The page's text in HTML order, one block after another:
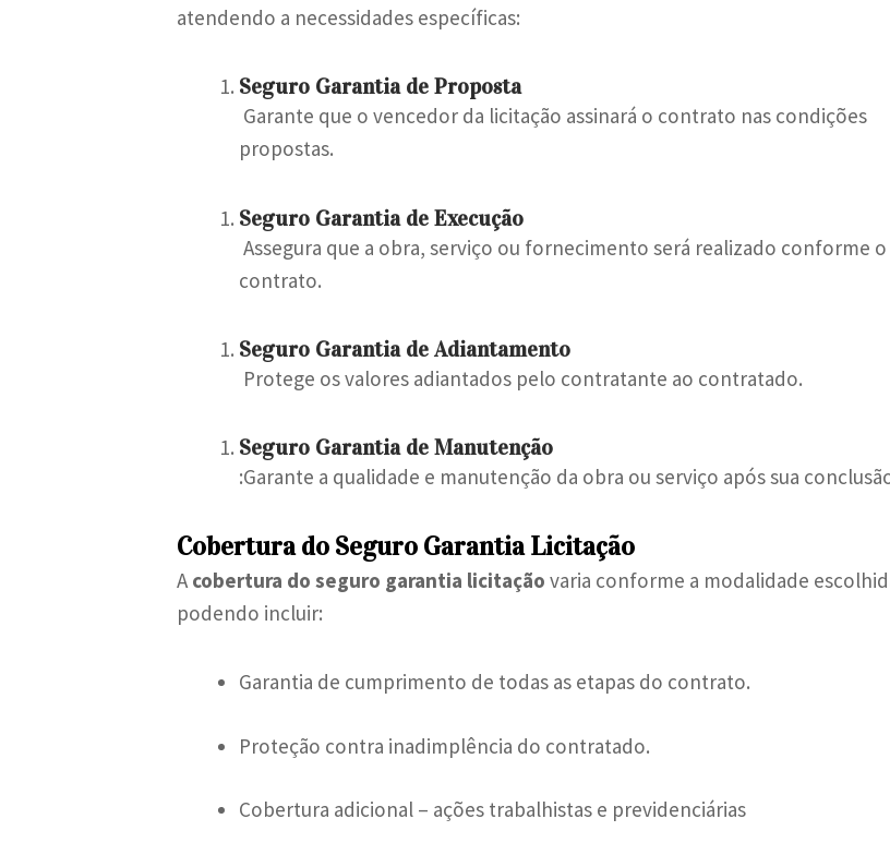
atendendo a necessidades específicas:
Seguro Garantia de Proposta
Garante que o vencedor da licitação assinará o contrato nas condições
propostas.
Seguro Garantia de Execução
Assegura que a obra, serviço ou fornecimento será realizado conforme o
contrato.
Seguro Garantia de Adiantamento
Protege os valores adiantados pelo contratante ao contratado.
Seguro Garantia de Manutenção
:Garante a qualidade e manutenção da obra ou serviço após sua
Cobertura do Seguro Garantia Licitação
A cobertura do seguro garantia licitação varia conforme a modalidade
podendo incluir:
Garantia de cumprimento de todas as etapas do contrato.
Proteção contra inadimplência do contratado.
Cobertura adicional – ações trabalhistas e previdenciárias